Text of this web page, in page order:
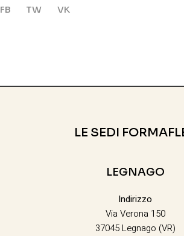
FB TW VK
LE SEDI
LEGNAGO
Indirizzo
Via Verona 150
37045 Legnago (VR)